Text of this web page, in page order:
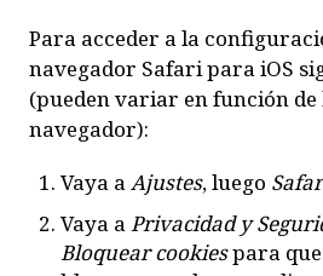
Para acceder a la
navegador Safari para iOS
(pueden variar en función
navegador):
Vaya aAjustes, luego
Vaya aPrivacidad y
Bloquear cookiespara que